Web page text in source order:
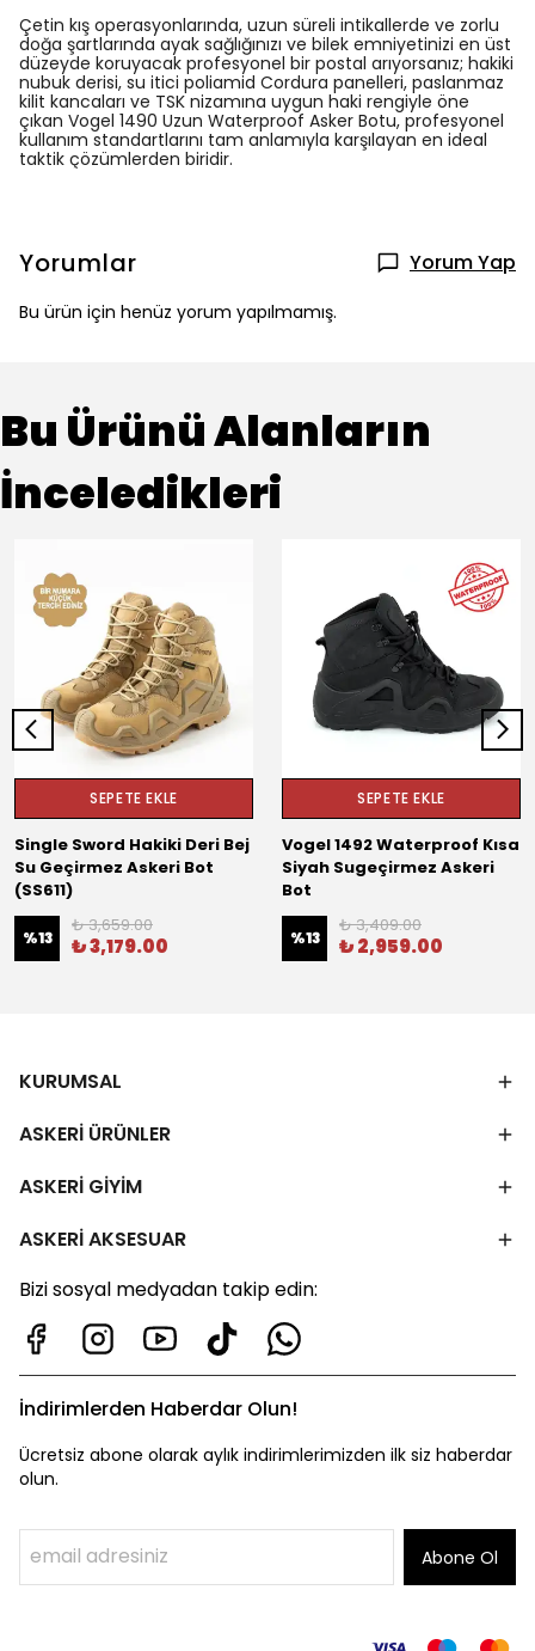
Çetin kış operasyonlarında, uzun süreli intikallerde ve zorlu
doğa şartlarında ayak sağlığınızı ve bilek emniyetinizi en üst
düzeyde koruyacak profesyonel bir postal arıyorsanız; hakiki
nubuk derisi, su itici poliamid Cordura panelleri, paslanmaz
kilit kancaları ve TSK nizamına uygun haki rengiyle öne
çıkan Vogel 1490 Uzun Waterproof Asker Botu, profesyonel
kullanım standartlarını tam anlamıyla karşılayan en ideal
taktik çözümlerden biridir.
Yorumlar Yorum Yap
Bu ürün için henüz yorum yapılmamış.
Bu Ürünü Alanların
İnceledikleri
SEPETE EKLE
Single Sword Hakiki Deri Bej
Su Geçirmez Askeri Bot
(SS611)
%13
₺ 3,659.00
₺ 3,179.00
SEPETE EKLE
Vogel 1492 Waterproof Kısa
Siyah Sugeçirmez Askeri
Bot
%13
₺ 3,409.00
₺ 2,959.00
KURUMSAL
ASKERİ ÜRÜNLER
ASKERİ GİYİM
ASKERİ AKSESUAR
Bizi sosyal medyadan takip edin:
İndirimlerden Haberdar Olun!
Ücretsiz abone olarak aylık indirimlerimizden ilk siz haberdar
olun.
Abone Ol